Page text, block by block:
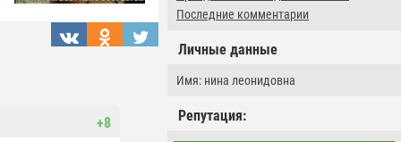
Последние комментарии
Личные данные
Имя: нина леонидовна
Репутация:
+8